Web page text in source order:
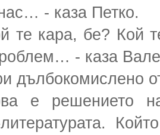
- каза Петко.
те кара, бе? Кой
- каза
дълбокомислено
е решението
литературата.